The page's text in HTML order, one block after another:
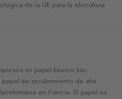
de la UE para la silvicultura
en papel blanco liso
sin recubrimiento de alta
en Francia. El papel es